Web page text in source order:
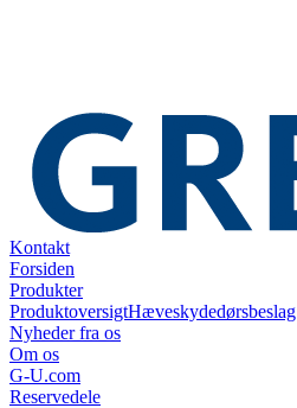
Kontakt
Forsiden
Produkter
ProduktoversigtHæveskydedørsbeslag
Nyheder fra os
Om os
G-U.com
Reservedele